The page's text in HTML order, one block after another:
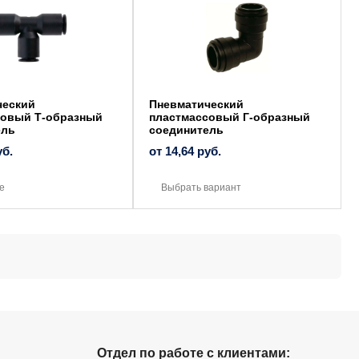
Т-образный
Пневматический
пластмассовый Г-образный
соединитель
от 14,64 руб.
Выбрать вариант
Отдел по работе с клиентами: